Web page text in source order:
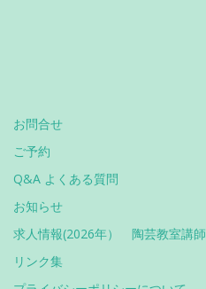
お問合せ
ご予約
Q&A よくある質問
お知らせ
求人情報(2026年） 陶芸教室講師
リンク集